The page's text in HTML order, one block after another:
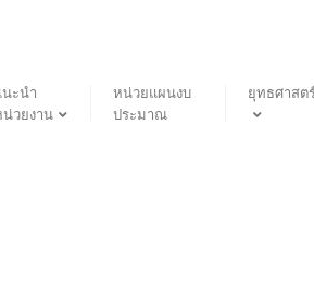
นะนำ
วยงาน
หน่วยแผนงบ
ประมาณ
ยุทธศาส